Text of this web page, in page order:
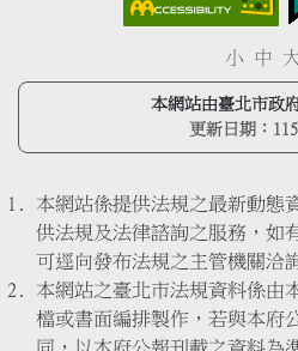
小 中
本網站由臺北市政
更新日期：
本網站係提供法規之最新動態
供法規及法律諮詢之服務，如
可逕向發布法規之主管機關洽
本網站之臺北市法規資料係由
檔或書面編排製作，若與本府